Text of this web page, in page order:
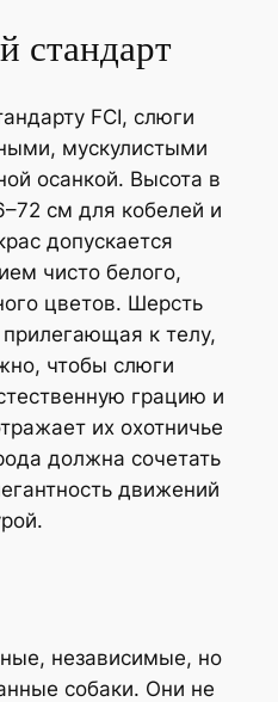
стандарт
FCI, слюги
мускулистыми
осанкой. Высота в
см для кобелей и
допускается
чисто белого,
цветов. Шерсть
прилегающая к телу,
чтобы слюги
грацию и
их охотничье
должна сочетать
движений
независимые, но
собаки. Они не